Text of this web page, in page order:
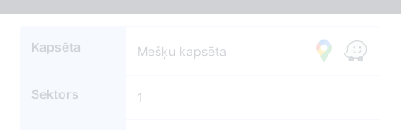
Kapsēta Mešķu kapsēta
Sektors 1